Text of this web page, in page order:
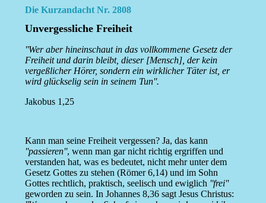
Die Kurzandacht Nr. 2808
Unvergessliche Freiheit
''Wer aber hineinschaut in das vollkommene Gesetz der
Freiheit und darin bleibt, dieser [Mensch], der kein
vergeßlicher Hörer, sondern ein wirklicher Täter ist, er
wird glückselig sein in seinem Tun''.
Jakobus 1,25
Kann man seine Freiheit vergessen? Ja, das kann
''passieren'', wenn man gar nicht richtig ergriffen und
verstanden hat, was es bedeutet, nicht mehr unter dem
Gesetz Gottes zu stehen (Römer 6,14) und im Sohn
Gottes rechtlich, praktisch, seelisch und ewiglich ''frei''
geworden zu sein. In Johannes 8,36 sagt Jesus Christus: